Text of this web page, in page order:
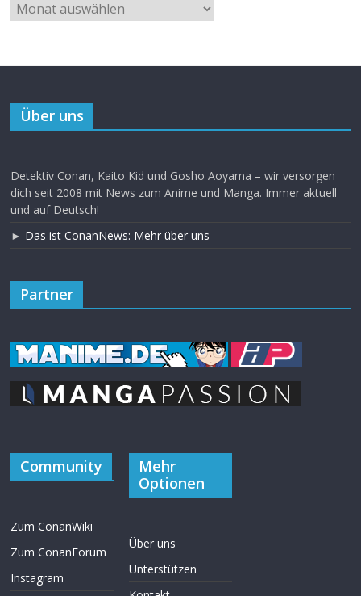
Über uns
Detektiv Conan, Kaito Kid und Gosho Aoyama – wir versorgen
dich seit 2008 mit News zum Anime und Manga. Immer aktuell
und auf Deutsch!
► Das ist ConanNews: Mehr über uns
Partner
Community
Zum ConanWiki
Zum ConanForum
Instagram
Mehr
Optionen
Über uns
Unterstützen